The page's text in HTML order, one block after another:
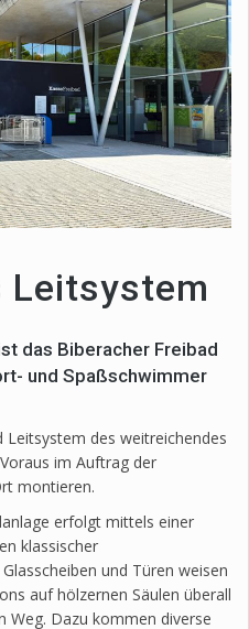
Leitsystem
das Biberacher Freibad
und Spaßschwimmer
des weitreichendes
im Auftrag der
montieren.
erfolgt mittels einer
klassischer
und Türen weisen
auf hölzernen Säulen überall
Weg. Dazu kommen diverse